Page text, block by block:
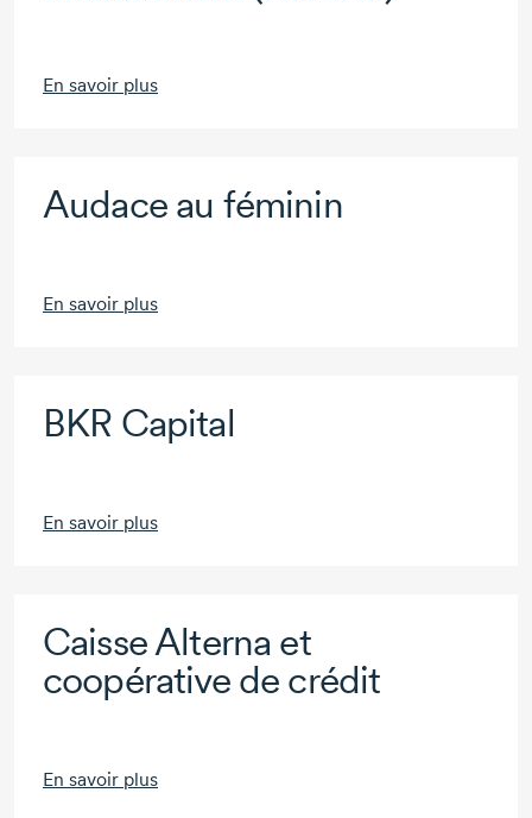
En savoir plus
Audace au féminin
En savoir plus
BKR Capital
En savoir plus
Caisse Alterna et
coopérative de crédit
En savoir plus